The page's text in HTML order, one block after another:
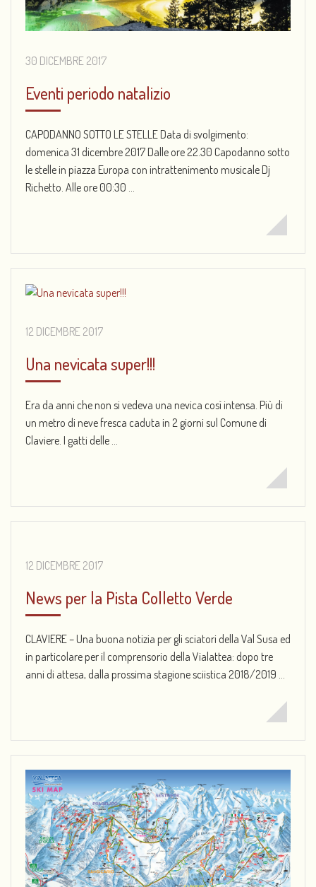
30 DICEMBRE 2017
Eventi periodo natalizio
CAPODANNO SOTTO LE STELLE Data di svolgimento:
domenica 31 dicembre 2017 Dalle ore 22.30 Capodanno sotto
le stelle in piazza Europa con intrattenimento musicale Dj
Richetto. Alle ore 00:30 ...
12 DICEMBRE 2017
Una nevicata super!!!
Era da anni che non si vedeva una nevica così intensa. Più di
un metro di neve fresca caduta in 2 giorni sul Comune di
Claviere. I gatti delle ...
12 DICEMBRE 2017
News per la Pista Colletto Verde
CLAVIERE – Una buona notizia per gli sciatori della Val Susa ed
in particolare per il comprensorio della Vialattea: dopo tre
anni di attesa, dalla prossima stagione sciistica 2018/2019 ...